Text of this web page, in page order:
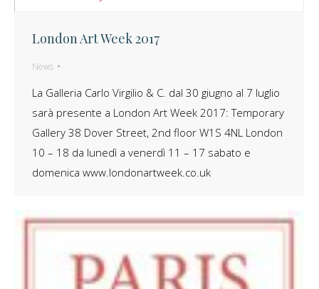
London Art Week 2017
News
La Galleria Carlo Virgilio & C. dal 30 giugno al 7 luglio
sarà presente a London Art Week 2017: Temporary
Gallery 38 Dover Street, 2nd floor W1S 4NL London
10 – 18 da lunedì a venerdì 11 – 17 sabato e
domenica www.londonartweek.co.uk